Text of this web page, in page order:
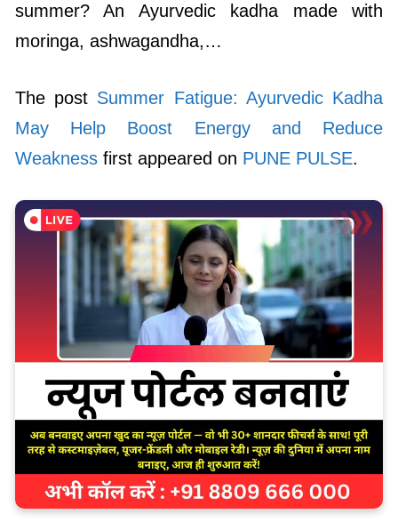
summer? An Ayurvedic kadha made with
moringa, ashwagandha,…
The post Summer Fatigue: Ayurvedic Kadha
May Help Boost Energy and Reduce
Weakness first appeared on PUNE PULSE.